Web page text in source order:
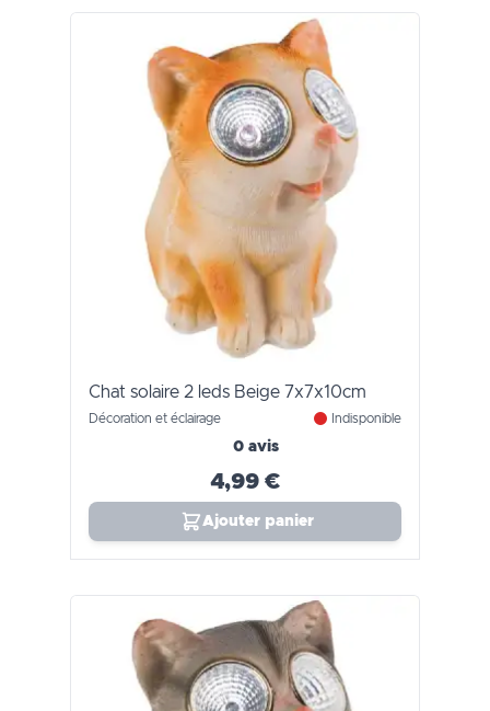
Chat solaire 2 leds Beige 7x7x10cm
Décoration et éclairage Indisponible
0 avis
4,99 €
Ajouter panier